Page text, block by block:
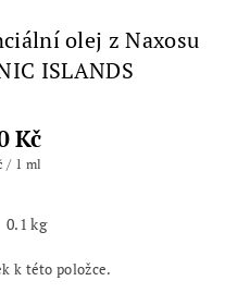
olej z Naxosu
ISLANDS
Kč
/ 1 ml
0.1 kg
k této položce.